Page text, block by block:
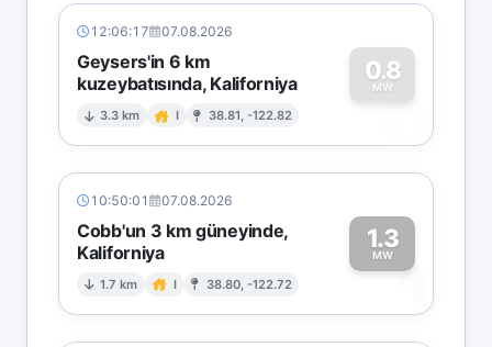
12:06:17 07.08.2026
Geysers'in 6 km
kuzeybatısında, Kaliforniya
3.3 km I 38.81, -122.82
0.8
MW
0
10:50:01 07.08.2026
Cobb'un 3 km güneyinde,
Kaliforniya
1.7 km I 38.80, -122.72
1.3
MW1